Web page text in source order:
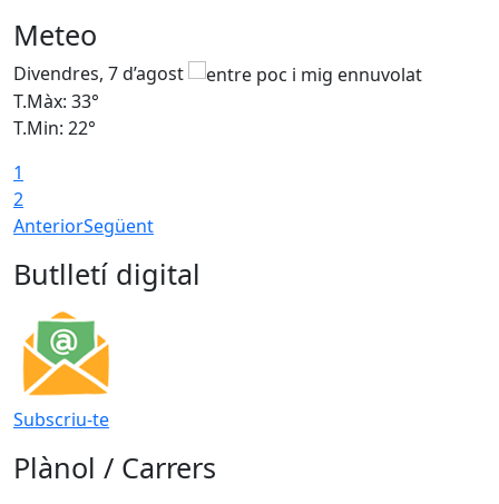
Meteo
Divendres, 7 d’agost
T.Màx: 33°
T.Min: 22°
1
2
AnteriorSegüent
Butlletí digital
Subscriu-te
Plànol / Carrers